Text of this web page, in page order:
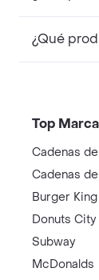
¿Qué
Top
Cadenas
Cadenas
Burger King
Donuts City
Subway
McDonalds